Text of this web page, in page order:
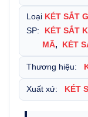
Loại
SP:
KÉT SẮT
KÉT SẮT
MÃ, KÉT
Thương hiệu:
Xuất xứ: KÉT